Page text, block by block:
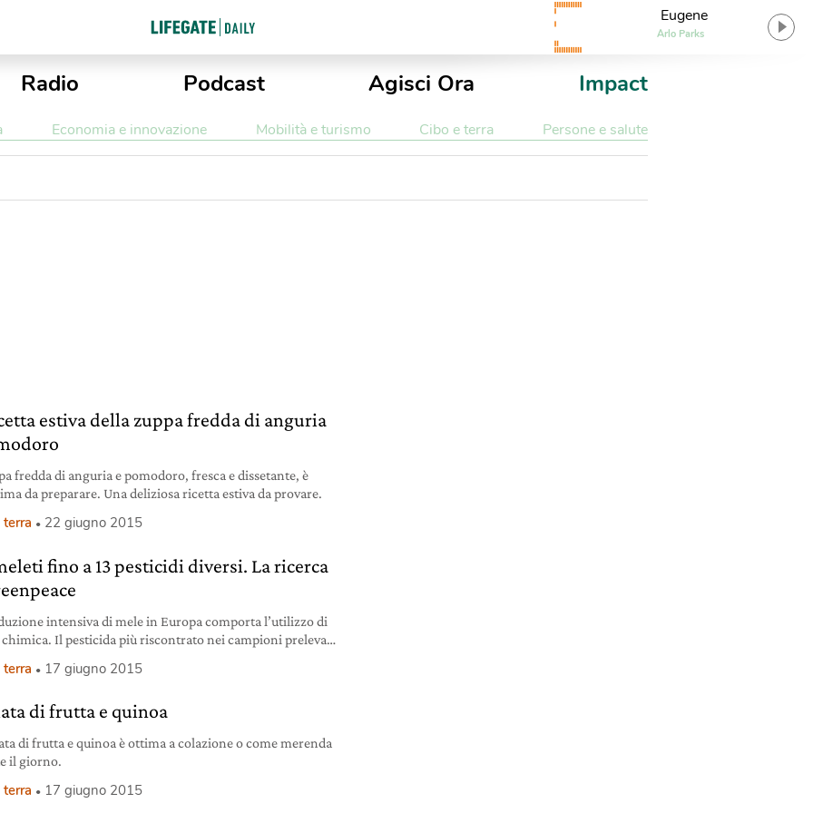
Eugene
Arlo Parks
Radio Podcast Agisci Ora Impact
Economia e innovazione Mobilità e turismo Cibo e terra Persone e salute
estiva della zuppa fredda di anguria
fredda di anguria e pomodoro, fresca e dissetante, è
da preparare. Una deliziosa ricetta estiva da provare.
terra 22 giugno 2015
fino a 13 pesticidi diversi. La ricerca
intensiva di mele in Europa comporta l’utilizzo di
Il pesticida più riscontrato nei campioni prelevati
terra 17 giugno 2015
di frutta e quinoa
di frutta e quinoa è ottima a colazione o come merenda
il giorno.
terra 17 giugno 2015